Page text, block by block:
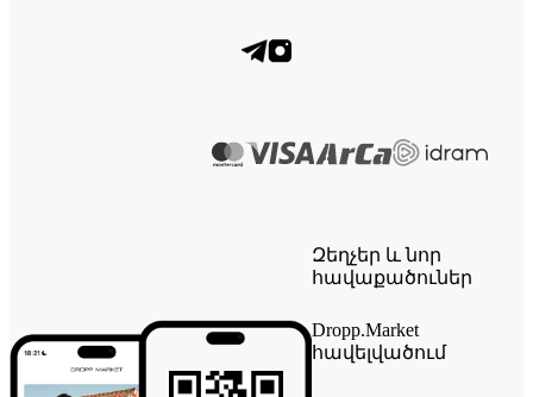
Զեղչեր և նոր
հավաքածուներ
Dropp.Market
հավելվածում